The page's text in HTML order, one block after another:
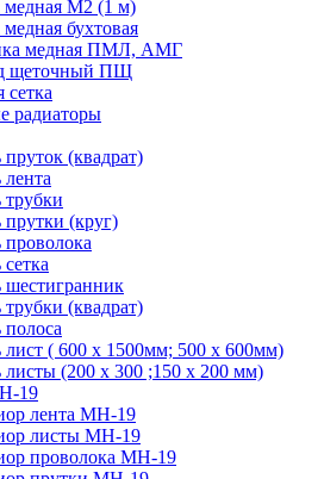
медная М2 (1 м)
бухтовая
медная ПМЛ, АМГ
щеточный ПЩ
сетка
радиаторы
(квадрат)
трубки
прутки (круг)
проволока
шестигранник
(квадрат)
лист ( 600 х 1500мм; 500 х 600мм)
листы (200 х 300 ;150 х 200 мм)
19
лента МН-19
листы МН-19
проволока МН-19